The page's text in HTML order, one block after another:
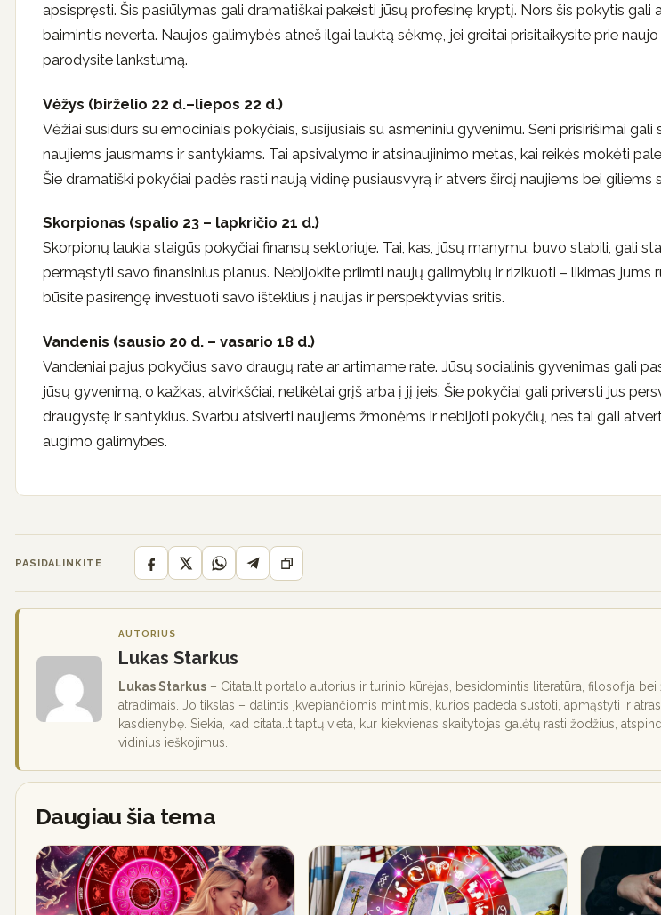
apsispręsti. Šis pasiūlymas gali dramatiškai pakeisti jūsų profesinę kryptį. Nors šis pokytis gali
baimintis neverta. Naujos galimybės atneš ilgai lauktą sėkmę, jei greitai prisitaikysite prie
parodysite lankstumą.
Vėžys (birželio 22 d.–liepos 22 d.)
Vėžiai susidurs su emociniais pokyčiais, susijusiais su asmeniniu gyvenimu. Seni prisirišimai
naujiems jausmams ir santykiams. Tai apsivalymo ir atsinaujinimo metas, kai reikės mokėti
Šie dramatiški pokyčiai padės rasti naują vidinę pusiausvyrą ir atvers širdį naujiems bei giliems
Skorpionas (spalio 23 – lapkričio 21 d.)
Skorpionų laukia staigūs pokyčiai finansų sektoriuje. Tai, kas, jūsų manymu, buvo stabili, gali
permąstyti savo finansinius planus. Nebijokite priimti naujų galimybių ir rizikuoti – likimas jums
būsite pasirengę investuoti savo išteklius į naujas ir perspektyvias sritis.
Vandenis (sausio 20 d. – vasario 18 d.)
Vandeniai pajus pokyčius savo draugų rate ar artimame rate. Jūsų socialinis gyvenimas gali
jūsų gyvenimą, o kažkas, atvirkščiai, netikėtai grįš arba į jį įeis. Šie pokyčiai gali priversti jus
draugystę ir santykius. Svarbu atsiverti naujiems žmonėms ir nebijoti pokyčių, nes tai gali
augimo galimybes.
PASIDALINKITE
AUTORIUS
Lukas Starkus
Lukas Starkus – Citata.lt portalo autorius ir turinio kūrėjas, besidomintis literatūra, filosofija
atradimais. Jo tikslas – dalintis įkvepiančiomis mintimis, kurios padeda sustoti, apmąstyti ir
kasdienybę. Siekia, kad citata.lt taptų vieta, kur kiekvienas skaitytojas galėtų rasti žodžius,
vidinius ieškojimus.
Daugiau šia tema